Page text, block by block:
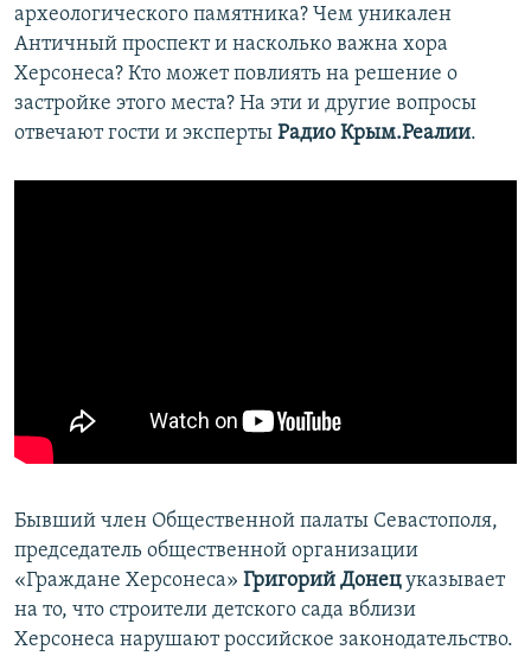
археологического памятника? Чем уникален
Античный проспект и насколько важна хора
Херсонеса? Кто может повлиять на решение о
застройке этого места? На эти и другие вопросы
отвечают гости и эксперты Радио Крым.Реалии.
Бывший член Общественной палаты Севастополя,
председатель общественной организации
«Граждане Херсонеса» Григорий Донецуказывает
на то, что строители детского сада вблизи
Херсонеса нарушают российское законодательство.